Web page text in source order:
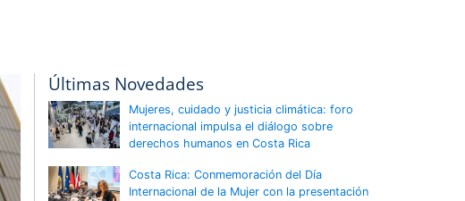
Últimas Novedades
Mujeres, cuidado y justicia climática: foro
internacional impulsa el diálogo sobre
derechos humanos en Costa Rica
Costa Rica: Conmemoración del Día
Internacional de la Mujer con la presentación